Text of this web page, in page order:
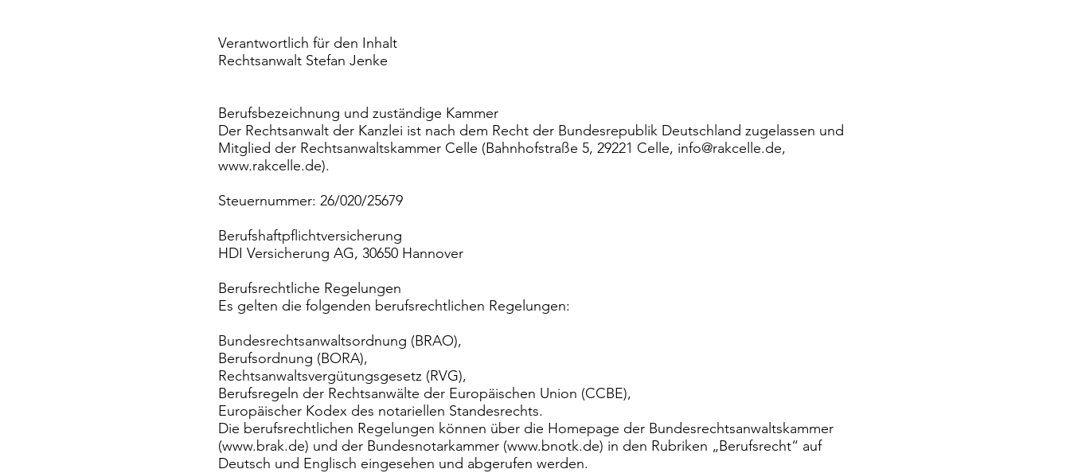
Verantwortlich für den Inhalt
Rechtsanwalt Stefan Jenke
Berufsbezeichnung und zuständige Kammer
Der Rechtsanwalt der Kanzlei ist nach dem Recht der Bundesrepublik Deutschland zugelassen und
Mitglied der Rechtsanwaltskammer Celle (Bahnhofstraße 5, 29221 Celle, info@rakcelle.de,
www.rakcelle.de).
Steuernummer: 26/020/25679
Berufshaftpflichtversicherung
HDI Versicherung AG, 30650 Hannover
Berufsrechtliche Regelungen
Es gelten die folgenden berufsrechtlichen Regelungen:
Bundesrechtsanwaltsordnung (BRAO),
Berufsordnung (BORA),
Rechtsanwaltsvergütungsgesetz (RVG),
Berufsregeln der Rechtsanwälte der Europäischen Union (CCBE),
Europäischer Kodex des notariellen Standesrechts.
Die berufsrechtlichen Regelungen können über die Homepage der Bundesrechtsanwaltskammer
(www.brak.de) und der Bundesnotarkammer (www.bnotk.de) in den Rubriken „Berufsrecht“ auf
Deutsch und Englisch eingesehen und abgerufen werden.